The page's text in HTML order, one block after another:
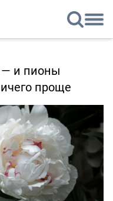
— и пионы
проще